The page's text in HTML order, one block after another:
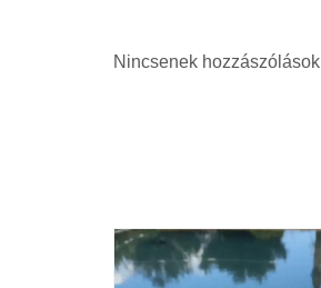
Nincsenek hozzászólások